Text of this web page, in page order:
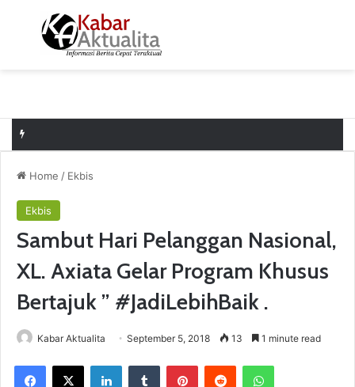
Menu
Home / Ekbis
Ekbis
Sambut Hari Pelanggan Nasional,
XL. Axiata Gelar Program Khusus
Bertajuk ” #JadiLebihBaik .
Kabar Aktualita September 5, 2018 13 1 minute read